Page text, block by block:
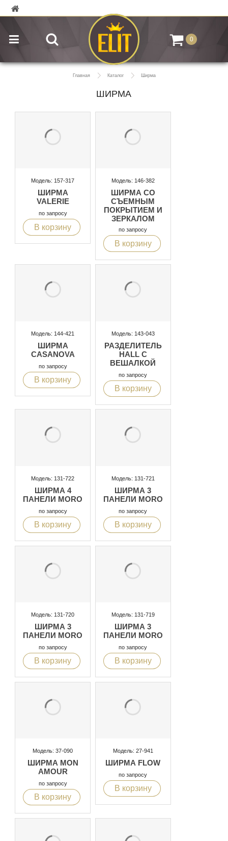
0
Главная Каталог Ширма
ШИРМА
Модель: 157-317
ШИРМА
VALERIE
по запросу
В корзину
Модель: 146-382
ШИРМА СО
СЪЕМНЫМ
ПОКРЫТИЕМ И
ЗЕРКАЛОМ
по запросу
В корзину
Модель: 144-421
ШИРМА
CASANOVA
по запросу
В корзину
Модель: 143-043
РАЗДЕЛИТЕЛЬ
HALL С
ВЕШАЛКОЙ
по запросу
В корзину
Модель: 131-722
ШИРМА 4
ПАНЕЛИ MORO
по запросу
В корзину
Модель: 131-721
ШИРМА 3
ПАНЕЛИ MORO
по запросу
В корзину
Модель: 131-720
ШИРМА 3
ПАНЕЛИ MORO
по запросу
В корзину
Модель: 131-719
ШИРМА 3
ПАНЕЛИ MORO
по запросу
В корзину
Модель: 37-090
ШИРМА MON
AMOUR
по запросу
В корзину
Модель: 27-941
ШИРМА FLOW
по запросу
В корзину